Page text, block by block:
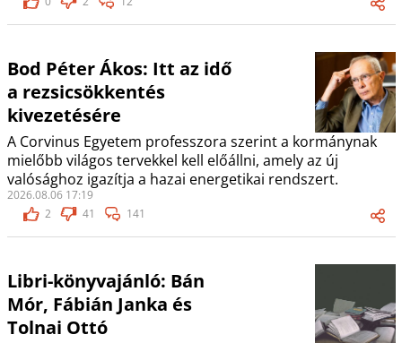
Bod Péter Ákos: Itt az idő
a rezsicsökkentés
kivezetésére
A Corvinus Egyetem professzora szerint a kormánynak
mielőbb világos tervekkel kell előállni, amely az új
valósághoz igazítja a hazai energetikai rendszert.
2026.08.06 17:19
2
41 141
Libri-könyvajánló: Bán
Mór, Fábián Janka és
Tolnai Ottó